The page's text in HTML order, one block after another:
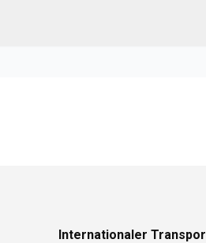
Internationaler